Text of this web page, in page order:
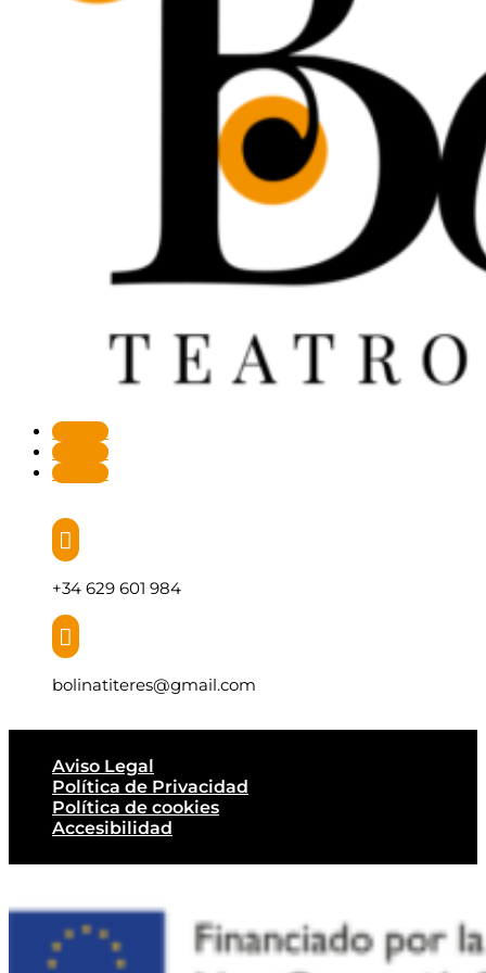
Seguir
Seguir
Seguir

+34 629 601 984

bolinatiteres@gmail.com
Aviso Legal
Política de Privacidad
Política de cookies
Accesibilidad